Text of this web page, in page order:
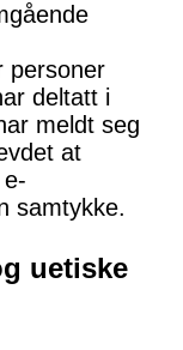
personer
deltatt i
meldt seg
at
samtykke.
uetiske